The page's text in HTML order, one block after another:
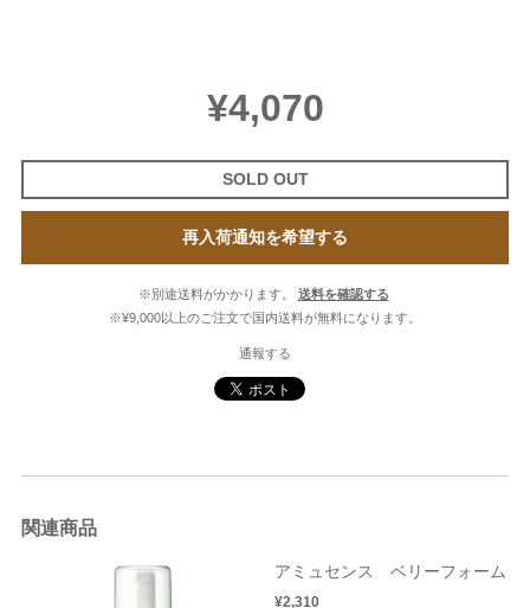
¥4,070
SOLD OUT
再入荷通知を希望する
※別途送料がかかります。
送料を確認する
※¥9,000以上のご注文で国内送料が無料になります。
通報する
関連商品
アミュセンス ベリーフォーム
¥2,310